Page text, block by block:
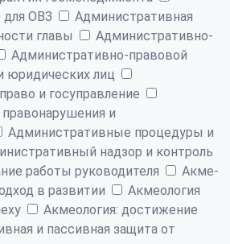
ОВЗ
Административная
главы
Административно-
Административно-правовой
юридических лиц
и госуправление
и
Административные процедуры и
надзор и контроль
работы руководителя
Акме-
в развитии
Акмеология
Акмеология: достижение
и пассивная защита от